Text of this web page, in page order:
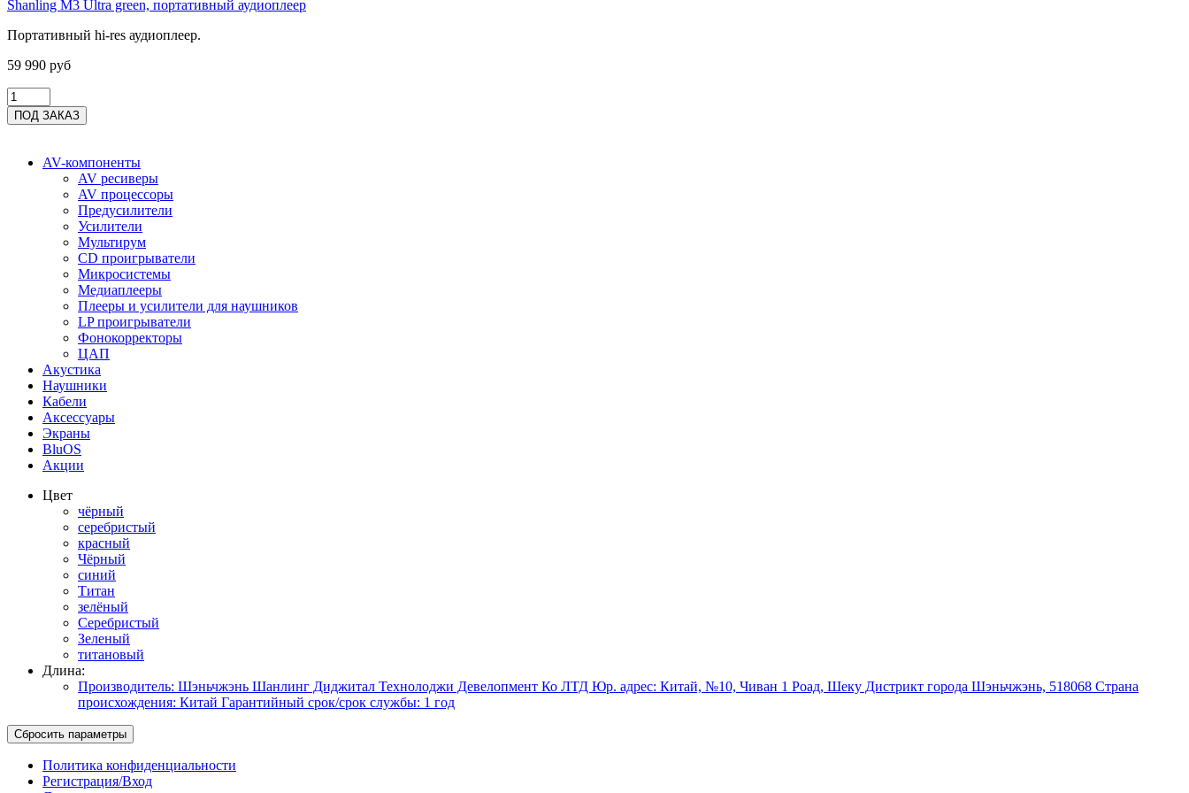
Shanling M3 Ultra green, портативный аудиоплеер
Портативный hi-res аудиоплеер.
59 990 руб
AV-компоненты
AV ресиверы
AV процессоры
Предусилители
Усилители
Мультирум
CD проигрыватели
Микросистемы
Медиаплееры
Плееры и усилители для наушников
LP проигрыватели
Фонокорректоры
ЦАП
Акустика
Наушники
Кабели
Аксессуары
Экраны
BluOS
Акции
Цвет
чёрный
серебристый
красный
Чёрный
синий
Титан
зелёный
Серебристый
Зеленый
титановый
Длина:
Производитель: Шэньчжэнь Шанлинг Диджитал Технолоджи Девелопмент Ко ЛТД Юр. адрес: Китай, №10, Чиван 1 Роад, Шеку Дистрикт города Шэньчжэнь, 518068 Страна
происхождения: Китай Гарантийный срок/срок службы: 1 год
Политика конфиденциальности
Регистрация/Вход